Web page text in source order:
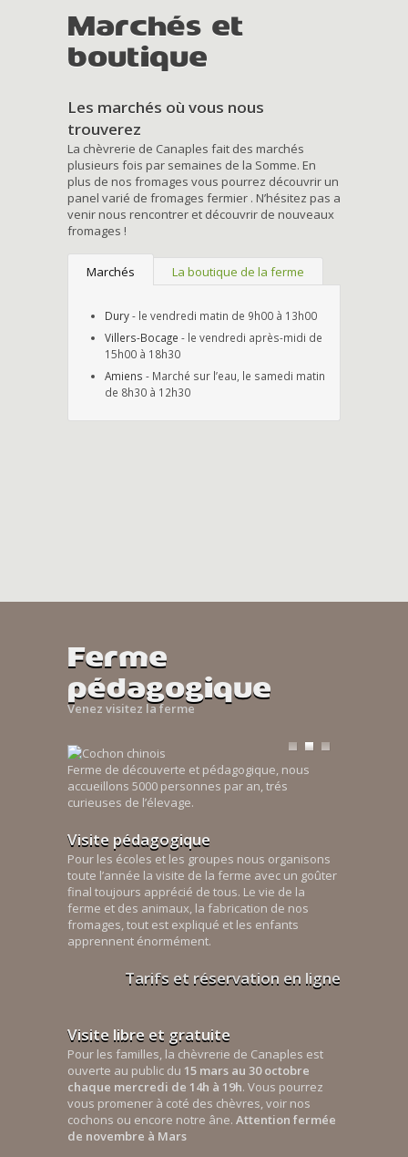
Marchés et
boutique
Les marchés où vous nous
trouverez
La chèvrerie de Canaples fait des marchés
plusieurs fois par semaines de la Somme. En
plus de nos fromages vous pourrez découvrir un
panel varié de fromages fermier . N’hésitez pas a
venir nous rencontrer et découvrir de nouveaux
fromages !
Marchés La boutique de la ferme
Dury- le vendredi matin de 9h00 à 13h00
Villers-Bocage - le vendredi après-midi de
15h00 à 18h30
Amiens - Marché sur l’eau, le samedi matin
de 8h30 à 12h30
Ferme
pédagogique
Venez visitez la ferme
Ferme de découverte et pédagogique, nous
accueillons 5000 personnes par an, trés
curieuses de l’élevage.
Visite pédagogique
Pour les écoles et les groupes nous organisons
toute l’année la visite de la ferme avec un goûter
final toujours apprécié de tous. Le vie de la
ferme et des animaux, la fabrication de nos
fromages, tout est expliqué et les enfants
apprennent énormément.
Tarifs et réservation en ligne
Visite libre et gratuite
Pour les familles, la chèvrerie de Canaples est
ouverte au public du 15 mars au 30 octobre
chaque mercredi de 14h à 19h. Vous pourrez
vous promener à coté des chèvres, voir nos
cochons ou encore notre âne. Attention fermée
de novembre à Mars